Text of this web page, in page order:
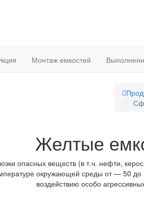
Монтаж емкостей
Желтые
опасных веществ (в т.ч. нефти,
окружающей среды от — 50
воздействию особо